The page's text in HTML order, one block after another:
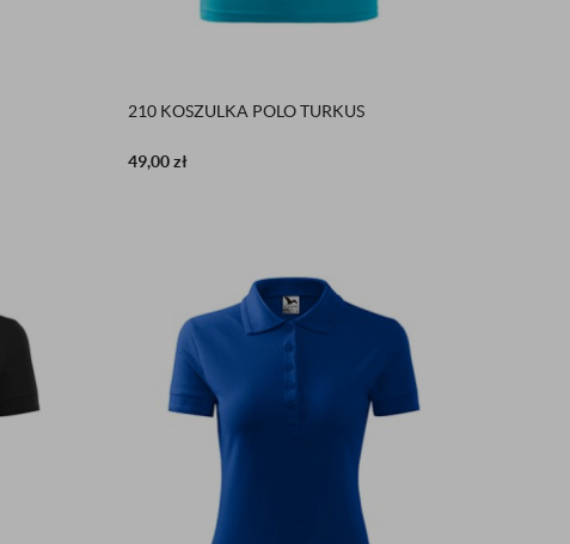
210 KOSZULKA POLO TURKUS
49,00zł